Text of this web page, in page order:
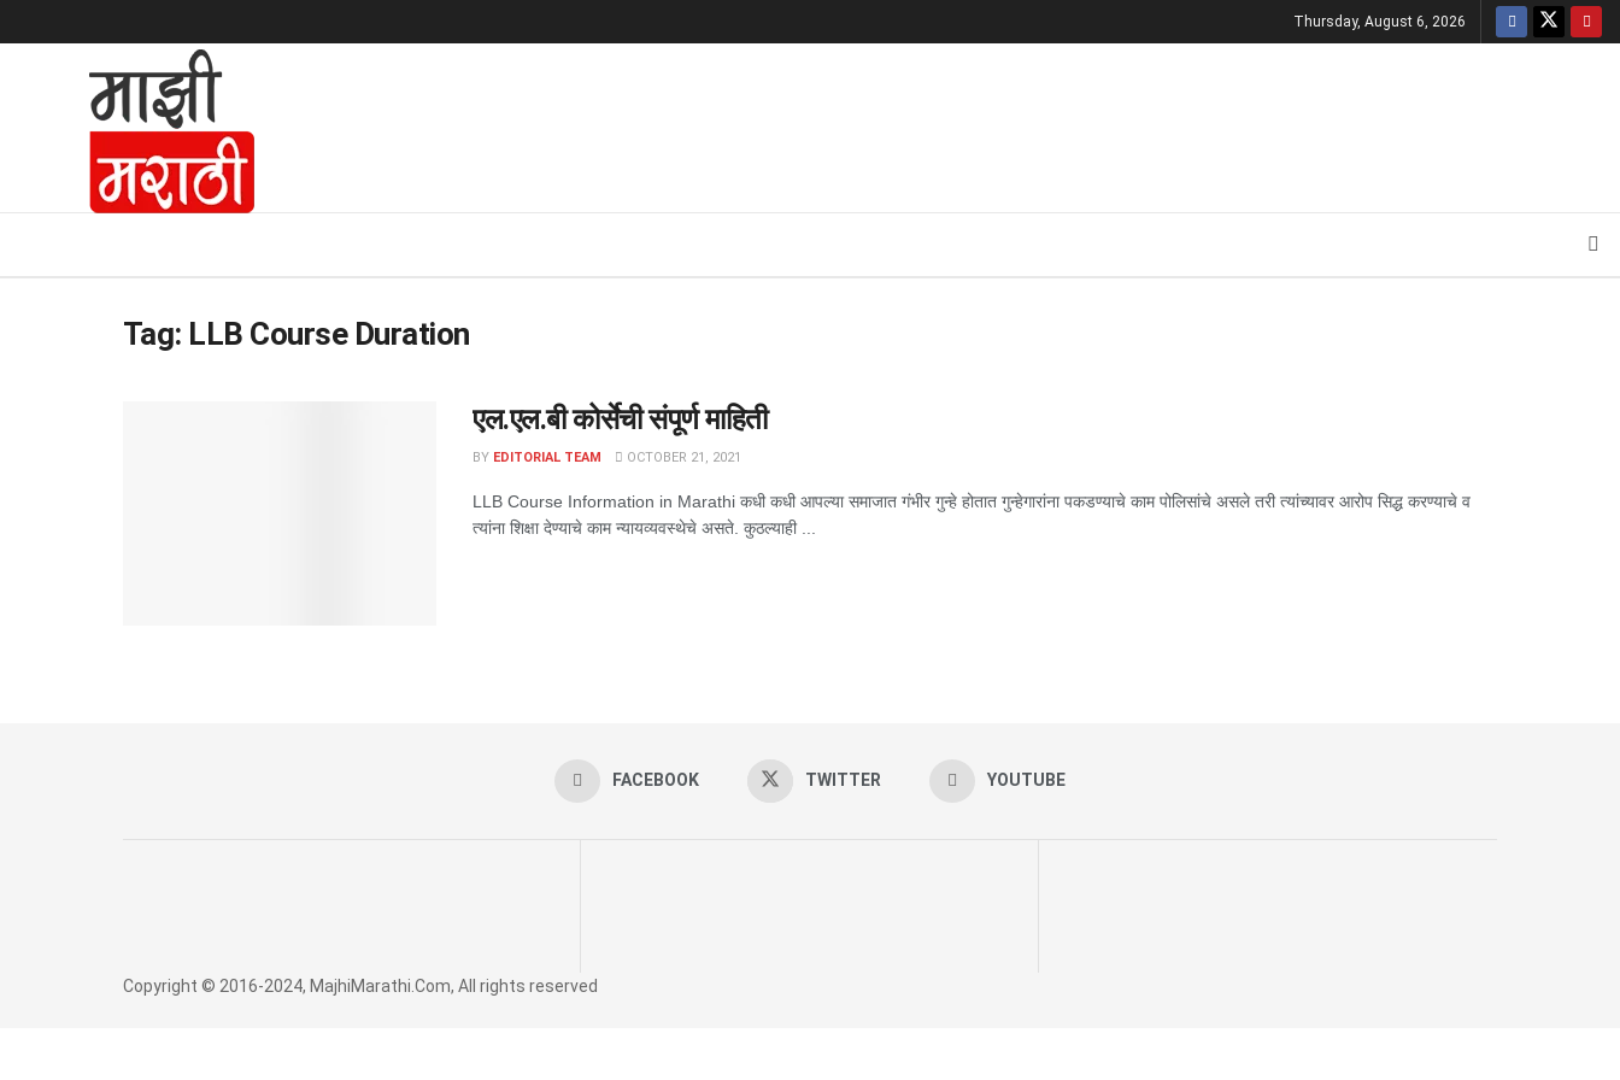
Thursday, August 6, 2026
Tag: LLB Course Duration
एल.एल.बी कोर्सेची संपूर्ण माहिती
BY EDITORIAL TEAM OCTOBER 21, 2021
LLB Course Information in Marathi कधी कधी आपल्या समाजात गंभीर गुन्हे होतात गुन्हेगारांना पकडण्याचे काम पोलिसांचे असले तरी त्यांच्यावर आरोप सिद्ध करण्याचे व
त्यांना शिक्षा देण्याचे काम न्यायव्यवस्थेचे असते. कुठल्याही ...
FACEBOOK TWITTER YOUTUBE
Copyright © 2016-2024, MajhiMarathi.Com, All rights reserved